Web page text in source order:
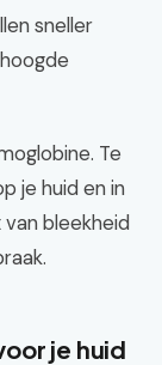
sneller
Te
je huid en in
bleekheid
je huid